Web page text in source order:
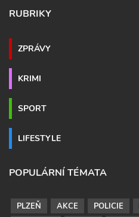
RUBRIKY
ZPRÁVY
KRIMI
SPORT
LIFESTYLE
POPULÁRNÍ TÉMATA
PLZEŇ AKCE POLICIE